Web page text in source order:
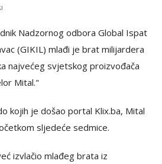
Nadzornog odbora Global Ispat
(GIKIL) mlađi je brat milijardera
najvećeg svjetskog proizvođača
Mital."
kojih je došao portal Klix.ba, Mital
sljedeće sedmice.
izvlačio mlađeg brata iz